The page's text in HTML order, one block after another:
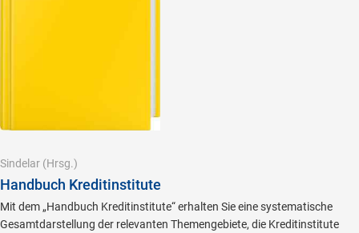
Sindelar (Hrsg.)
Handbuch Kreditinstitute
Mit dem „Handbuch Kreditinstitute“ erhalten Sie eine systematische
Gesamtdarstellung der relevanten Themengebiete, die Kreditinstitute